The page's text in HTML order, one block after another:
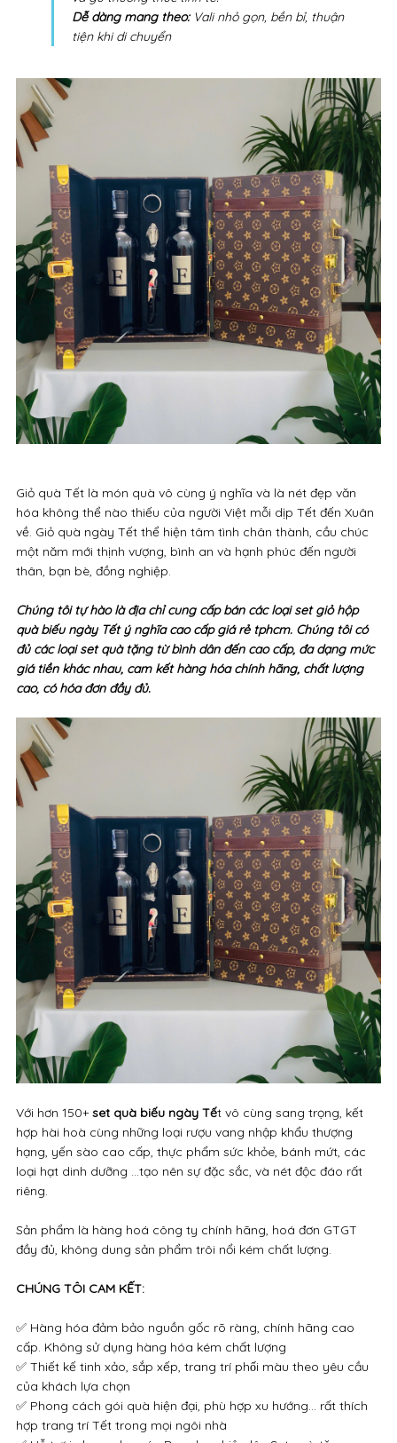
Dễ dàng mang theo:Vali nhỏ gọn, bền bỉ, thuận
tiện khi di chuyển
Giỏ quà Tết là món quà vô cùng ý nghĩa và là nét đẹp văn
hóa không thể nào thiếu của người Việt mỗi dịp Tết đến Xuân
về. Giỏ quà ngày Tết thể hiện tâm tình chân thành, cầu chúc
một năm mới thịnh vượng, bình an và hạnh phúc đến người
thân, bạn bè, đồng nghiệp.
Chúng tôi tự hào là địa chỉ cung cấp bán các loại set giỏ hộp
quà biếu ngày Tết ý nghĩa cao cấp giá rẻ tphcm. Chúng tôi có
đủ các loại set quà tặng từ bình dân đến cao cấp, đa dạng mức
giá tiền khác nhau, cam kết hàng hóa chính hãng, chất lượng
cao, có hóa đơn đầy đủ.
Với hơn 150+set quà biếu ngày Tết vô cùng sang trọng, kết
hợp hài hoà cùng những loại rượu vang nhập khẩu thượng
hạng, yến sào cao cấp, thực phẩm sức khỏe, bánh mứt, các
loại hạt dinh dưỡng ...tạo nên sự đặc sắc, và nét độc đáo rất
riêng.
Sản phẩm là hàng hoá công ty chính hãng, hoá đơn GTGT
đầy đủ, không dung sản phẩm trôi nổi kém chất lượng.
CHÚNG TÔI CAM KẾT:
✅ Hàng hóa đảm bảo nguồn gốc rõ ràng, chính hãng cao
cấp. Không sử dụng hàng hóa kém chất lượng
✅ Thiết kế tinh xảo, sắp xếp, trang trí phối màu theo yêu cầu
của khách lựa chọn
✅ Phong cách gói quà hiện đại, phù hợp xu hướng… rất thích
hợp trang trí Tết trong mọi ngôi nhà